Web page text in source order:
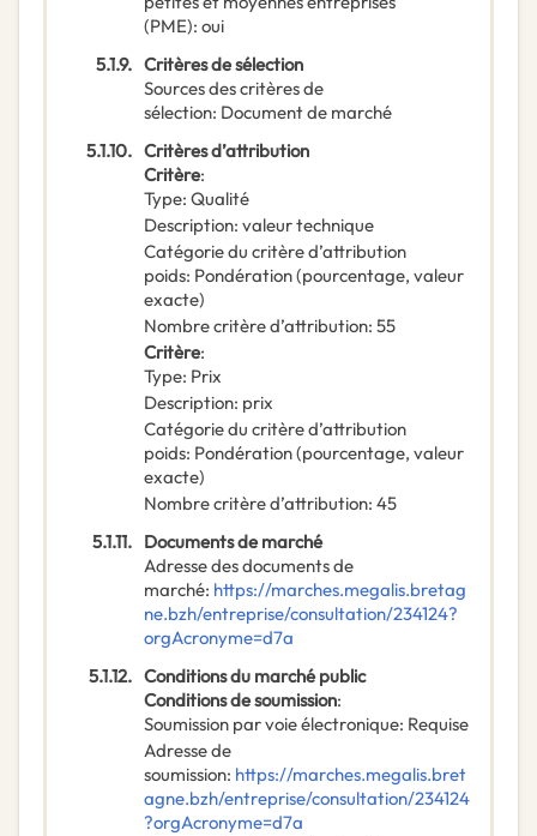
(PME): oui
5.1.9. Critères de sélection
Sources des critères de
sélection: Document de marché
5.1.10. Critères d’attribution
Critère:
Type: Qualité
Description: valeur technique
Catégorie du critère d’attribution
poids: Pondération (pourcentage, valeur
exacte)
Nombre critère d’attribution: 55
Critère:
Type: Prix
Description: prix
Catégorie du critère d’attribution
poids: Pondération (pourcentage, valeur
exacte)
Nombre critère d’attribution: 45
5.1.11. Documents de marché
Adresse des documents de
marché: https://marches.megalis.bretag
ne.bzh/entreprise/consultation/234124?
orgAcronyme=d7a
5.1.12. Conditions du marché public
Conditions de soumission:
Soumission par voie électronique: Requise
Adresse de
soumission: https://marches.megalis.bret
agne.bzh/entreprise/consultation/234124
?orgAcronyme=d7a